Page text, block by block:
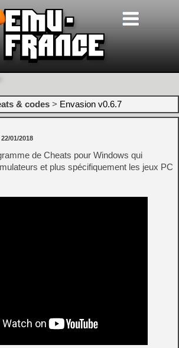
& codes > Envasion v0.6.7
01/2018
de Cheats pour Windows qui
et plus spécifiquement les jeux PC